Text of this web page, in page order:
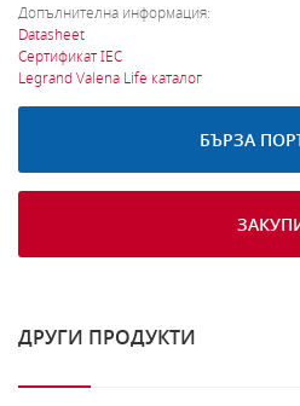
Допълнителна информация:
Datasheet
Сертификат IEC
Legrand Valena Life каталог
БЪРЗА
ДРУГИ ПРОДУКТИ